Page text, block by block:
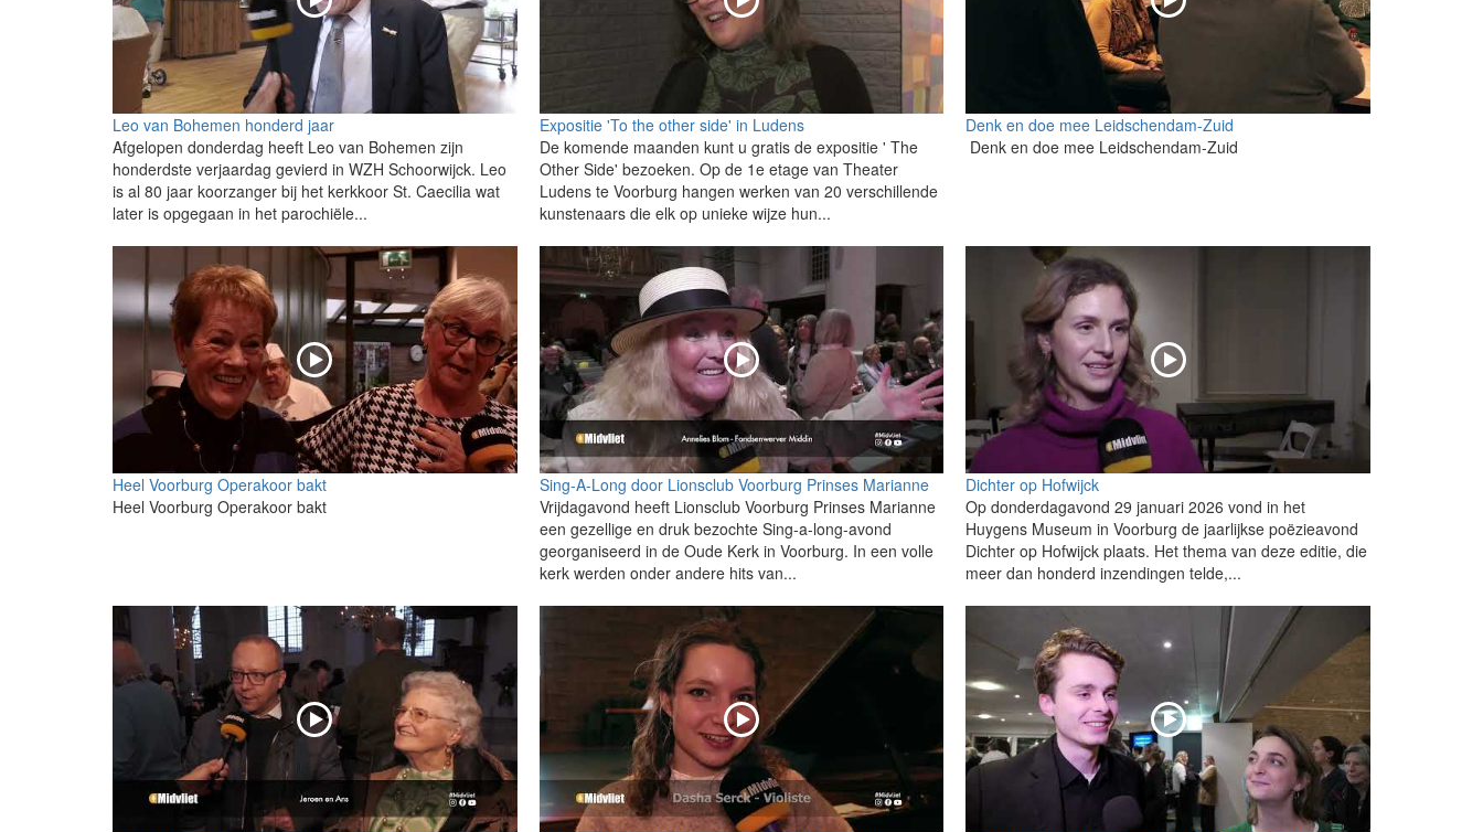
Leo van Bohemen honderd jaar
Afgelopen donderdag heeft Leo van Bohemen zijn
honderdste verjaardag gevierd in WZH Schoorwijck. Leo
is al 80 jaar koorzanger bij het kerkkoor St. Caecilia wat
later is opgegaan in het parochiële...
Expositie 'To the other side' in Ludens
De komende maanden kunt u gratis de expositie ' The
Other Side' bezoeken. Op de 1e etage van Theater
Ludens te Voorburg hangen werken van 20 verschillende
kunstenaars die elk op unieke wijze hun...
Denk en doe mee Leidschendam-Zuid
Denk en doe mee Leidschendam-Zuid
Heel Voorburg Operakoor bakt
Heel Voorburg Operakoor bakt
Sing-A-Long door Lionsclub Voorburg Prinses Marianne
Vrijdagavond heeft Lionsclub Voorburg Prinses Marianne
een gezellige en druk bezochte Sing-a-long-avond
georganiseerd in de Oude Kerk in Voorburg. In een volle
kerk werden onder andere hits van...
Dichter op Hofwijck
Op donderdagavond 29 januari 2026 vond in het
Huygens Museum in Voorburg de jaarlijkse poëzieavond
Dichter op Hofwijck plaats. Het thema van deze editie, die
meer dan honderd inzendingen telde,...